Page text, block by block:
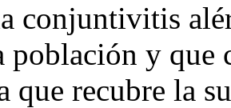
conjuntivitis
población y
que recubre la